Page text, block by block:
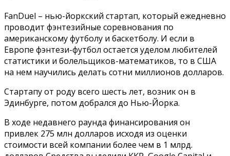
FanDuel – нью-йоркский стартап, который ежедневно
проводит фэнтезийные соревнования по
американскому футболу и баскетболу. И если в
Европе фэнтези-футбол остается уделом любителей
статистики и болельщиков-математиков, то в США
на нем научились делать сотни миллионов долларов.
Стартапу от роду всего шесть лет, возник он в
Эдинбурге, потом добрался до Нью-Йорка.
В ходе недавнего раунда финансирования он
привлек 275 млн долларов исходя из оценки
cтоимости всей компании более чем в 1 млрд.